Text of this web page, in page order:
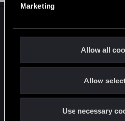
Marketing
Allow all
Allow
Use necessary
Rozszerzoną, która jest w
zainstalowałem patcha 1.5. W
pobrania jeszcze Polska
pytanie jest takie, czy muszę
paczkę językową, czy nie?